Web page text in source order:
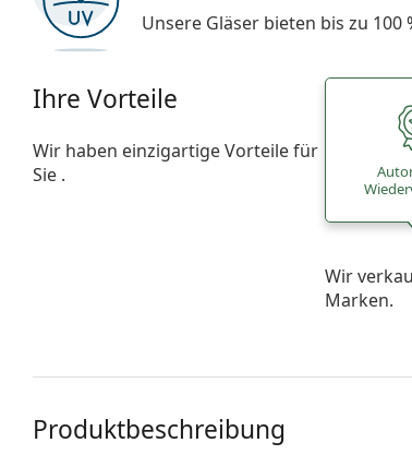
Unsere Gläser bieten bis zu 100
Ihre Vorteile
Wir haben einzigartige Vorteile für
Sie .
Wir
Marken.
Produktbeschreibung